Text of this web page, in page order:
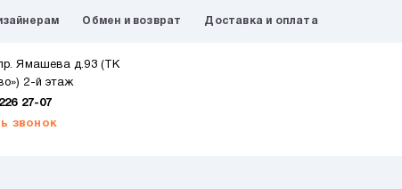
Обмен и возврат Доставка и оплата
Ямашева д.93 (ТК
2-й этаж
27-07
звонок